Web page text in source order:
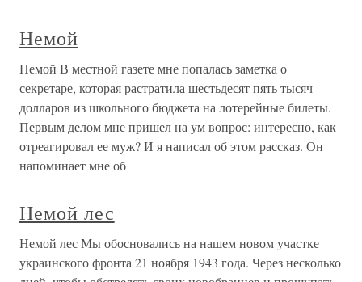
Немой
Немой В местной газете мне попалась заметка о
секретаре, которая растратила шестьдесят пять тысяч
долларов из школьного бюджета на лотерейные билеты.
Первым делом мне пришел на ум вопрос: интересно, как
отреагировал ее муж? И я написал об этом рассказ. Он
напоминает мне об
Немой лес
Немой лес Мы обосновались на нашем новом участке
украинского фронта 21 ноября 1943 года. Через несколько